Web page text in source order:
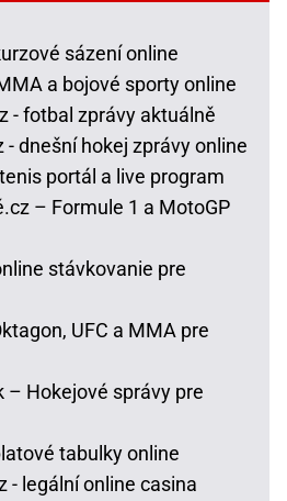
sázení online
a bojové sporty online
- fotbal zprávy aktuálně
- dnešní hokej zprávy online
portál a live program
– Formule 1 a MotoGP
stávkovanie pre
UFC a MMA pre
– Hokejové správy pre
tabulky online
- legální online casina